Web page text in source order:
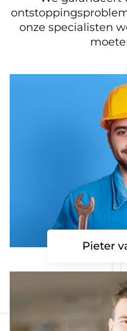
onze specialisten
Pieter